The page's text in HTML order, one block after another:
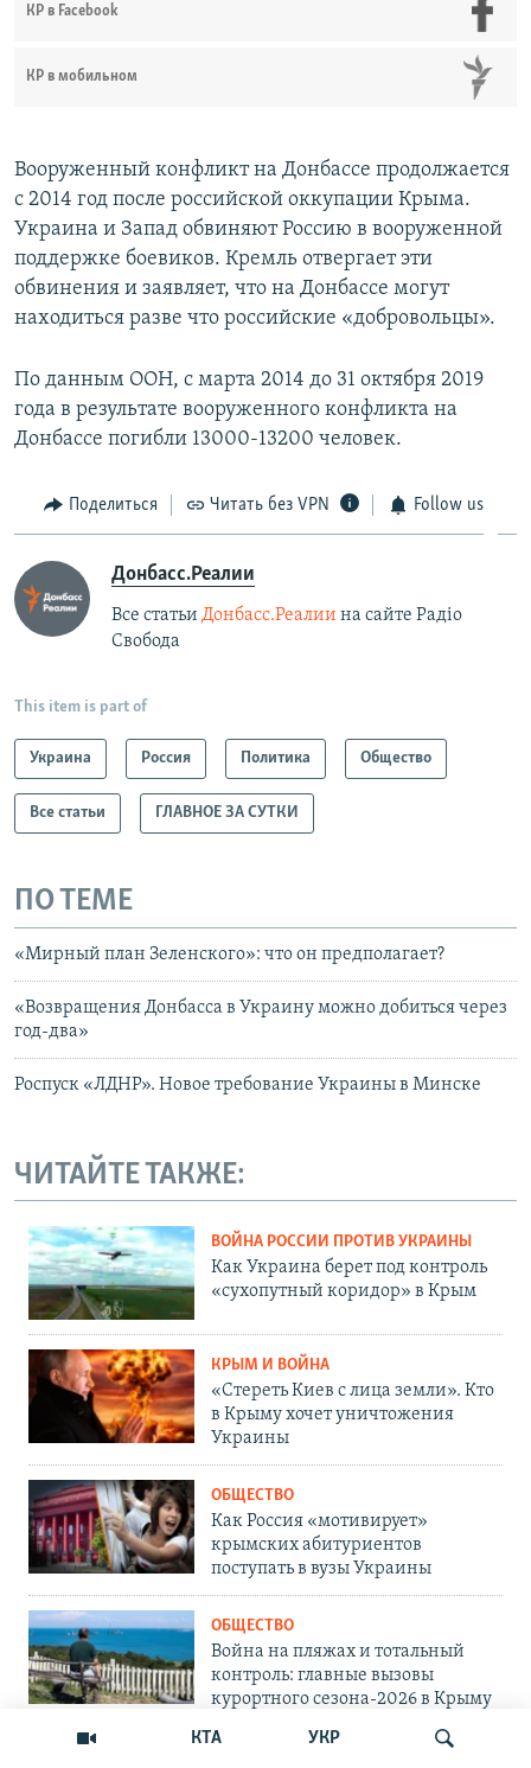
КТА УКР
КР в Facebook
КР в мобильном
Вооруженный конфликт на Донбассе продолжается
с 2014 год после российской оккупации Крыма.
Украина и Запад обвиняют Россию в вооруженной
поддержке боевиков. Кремль отвергает эти
обвинения и заявляет, что на Донбассе могут
находиться разве что российские «добровольцы».
По данным ООН, с марта 2014 до 31 октября 2019
года в результате вооруженного конфликта на
Донбассе погибли 13000-13200 человек.
Поделиться Читать без VPN Follow us
Донбасс.Реалии
Все статьи Донбасс.Реалии на сайте Радіо
Свобода
This item is part of
Украина Россия Политика Общество
Все статьи ГЛАВНОЕ ЗА СУТКИ
ПО ТЕМЕ
«Мирный план Зеленского»: что он предполагает?
«Возвращения Донбасса в Украину можно добиться через
год-два»
Роспуск «ЛДНР». Новое требование Украины в Минске
ЧИТАЙТЕ ТАКЖЕ:
ВОЙНА РОССИИ ПРОТИВ УКРАИНЫ
Как Украина берет под контроль
«сухопутный коридор» в Крым
КРЫМ И ВОЙНА
«Стереть Киев с лица земли». Кто
в Крыму хочет уничтожения
Украины
ОБЩЕСТВО
Как Россия «мотивирует»
крымских абитуриентов
поступать в вузы Украины
ОБЩЕСТВО
Война на пляжах и тотальный
контроль: главные вызовы
курортного сезона-2026 в Крыму